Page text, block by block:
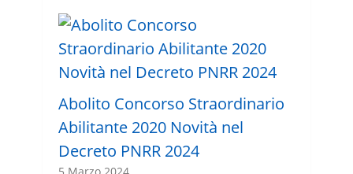
Abolito Concorso Straordinario
Abilitante 2020 Novità nel
Decreto PNRR 2024